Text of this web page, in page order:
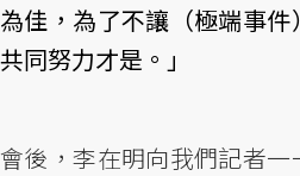
為佳，為了不讓（極端事
共同努力才是。」
會後，李在明向我們記者